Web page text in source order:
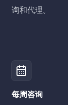
询和代理。
每周咨询